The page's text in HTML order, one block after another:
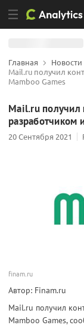
Главная
Новости
Mail.ru получил
Mamboo Games
Mail.ru получил
разработчиком
20 Сентября 2021
finam.ru
Автор: Finam.ru
Mail.ru получил
Mamboo Games,